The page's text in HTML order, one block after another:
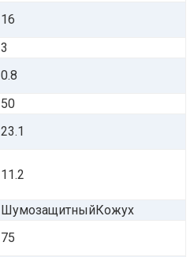
16
3
0.8
50
23.1
11.2
ШумозащитныйКожух
75